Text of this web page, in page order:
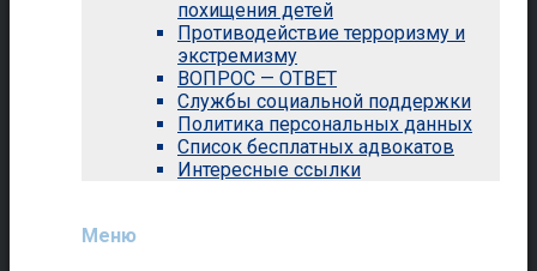
похищения детей
Противодействие терроризму и
экстремизму
ВОПРОС — ОТВЕТ
Службы социальной поддержки
Политика персональных данных
Список бесплатных адвокатов
Интересные ссылки
Меню